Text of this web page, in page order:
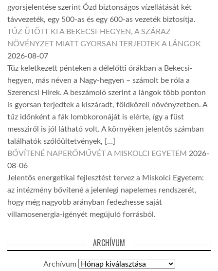
gyorsjelentése szerint Ózd biztonságos vízellátását két
távvezeték, egy 500-as és egy 600-as vezeték biztosítja.
TŰZ ÜTÖTT KI A BEKECSI-HEGYEN, A SZÁRAZ
NÖVÉNYZET MIATT GYORSAN TERJEDTEK A LÁNGOK
2026-08-07
Tűz keletkezett pénteken a délelőtti órákban a Bekecsi-
hegyen, más néven a Nagy-hegyen – számolt be róla a
Szerencsi Hírek. A beszámoló szerint a lángok több ponton
is gyorsan terjedtek a kiszáradt, földközeli növényzetben. A
tűz időnként a fák lombkoronáját is elérte, így a füst
messziről is jól látható volt. A környéken jelentős számban
találhatók szőlőültetvények, […]
BŐVÍTENÉ NAPERŐMŰVÉT A MISKOLCI EGYETEM 2026-
08-06
Jelentős energetikai fejlesztést tervez a Miskolci Egyetem:
az intézmény bővítené a jelenlegi napelemes rendszerét,
hogy még nagyobb arányban fedezhesse saját
villamosenergia-igényét megújuló forrásból.
ARCHÍVUM
Archívum